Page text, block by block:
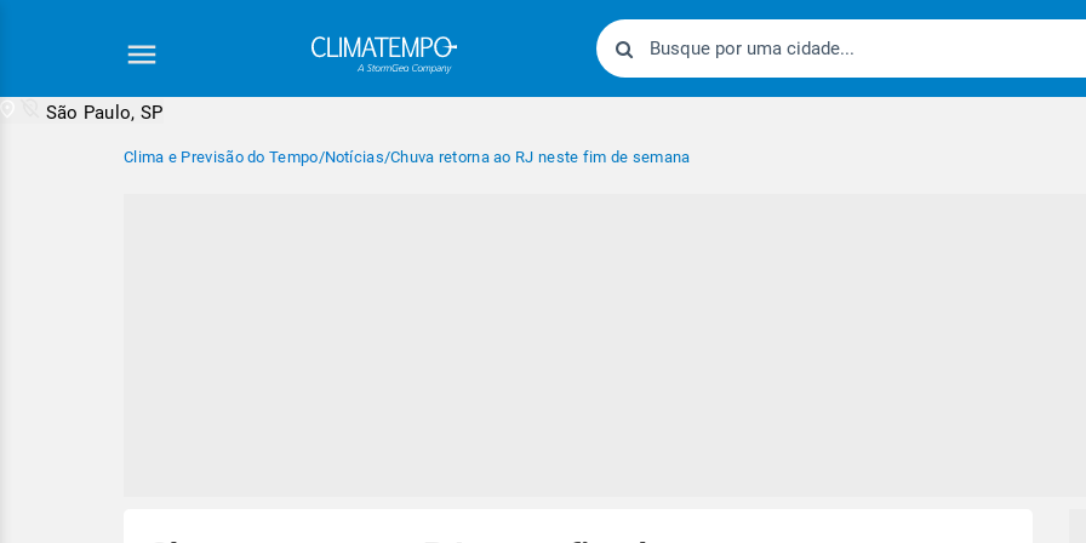
São Paulo, SP
Clima e Previsão do Tempo/Notícias/Chuva retorna ao RJ neste fim de semana